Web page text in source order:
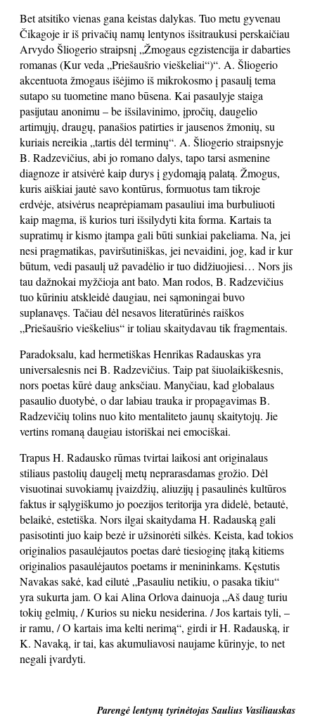
Bet atsitiko vienas gana keistas dalykas. Tuo metu gyvenau
Čikagoje ir iš privačių namų lentynos išsitraukusi perskaičiau
Arvydo Šliogerio straipsnį „Žmogaus egzistencija ir dabarties
romanas (Kur veda „Priešaušrio vieškeliai“)“. A. Šliogerio
akcentuota žmogaus išėjimo iš mikrokosmo į pasaulį tema
sutapo su tuometine mano būsena. Kai pasaulyje staiga
pasijutau anonimu – be išsilavinimo, įpročių, daugelio
artimųjų, draugų, panašios patirties ir jausenos žmonių, su
kuriais nereikia „tartis dėl terminų“. A. Šliogerio straipsnyje
B. Radzevičius, abi jo romano dalys, tapo tarsi asmenine
diagnoze ir atsivėrė kaip durys į gydomąją palatą. Žmogus,
kuris aiškiai jautė savo kontūrus, formuotus tam tikroje
erdvėje, atsivėrus neaprėpiamam pasauliui ima burbuliuoti
kaip magma, iš kurios turi išsilydyti kita forma. Kartais ta
supratimų ir kismo įtampa gali būti sunkiai pakeliama. Na, jei
nesi pragmatikas, paviršutiniškas, jei nevaidini, jog, kad ir kur
būtum, vedi pasaulį už pavadėlio ir tuo didžiuojiesi… Nors jis
tau dažnokai myžčioja ant bato. Man rodos, B. Radzevičius
tuo kūriniu atskleidė daugiau, nei sąmoningai buvo
suplanavęs. Tačiau dėl nesavos literatūrinės raiškos
„Priešaušrio vieškelius“ ir toliau skaitydavau tik fragmentais.
Paradoksalu, kad hermetiškas Henrikas Radauskas yra
universalesnis nei B. Radzevičius. Taip pat šiuolaikiškesnis,
nors poetas kūrė daug anksčiau. Manyčiau, kad globalaus
pasaulio duotybė, o dar labiau trauka ir propagavimas B.
Radzevičių tolins nuo kito mentaliteto jaunų skaitytojų. Jie
vertins romaną daugiau istoriškai nei emociškai.
Trapus H. Radausko rūmas tvirtai laikosi ant originalaus
stiliaus pastolių daugelį metų neprarasdamas grožio. Dėl
visuotinai suvokiamų įvaizdžių, aliuzijų į pasaulinės kultūros
faktus ir sąlygiškumo jo poezijos teritorija yra didelė, betautė,
belaikė, estetiška. Nors ilgai skaitydama H. Radauską gali
pasisotinti juo kaip bezė ir užsinorėti silkės. Keista, kad tokios
originalios pasaulėjautos poetas darė tiesioginę įtaką kitiems
originalios pasaulėjautos poetams ir menininkams. Kęstutis
Navakas sakė, kad eilutė „Pasauliu netikiu, o pasaka tikiu“
yra sukurta jam. O kai Alina Orlova dainuoja „Aš daug turiu
tokių gelmių, / Kurios su nieku nesiderina. / Jos kartais tyli, –
ir ramu, / O kartais ima kelti nerimą“, girdi ir H. Radauską, ir
K. Navaką, ir tai, kas akumuliavosi naujame kūrinyje, to net
negali įvardyti.
Parengė lentynų tyrinėtojas Saulius Vasiliauskas